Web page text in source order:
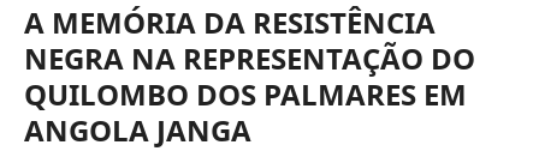
A MEMÓRIA DA RESISTÊNCIA
NEGRA NA REPRESENTAÇÃO DO
QUILOMBO DOS PALMARES EM
ANGOLA JANGA